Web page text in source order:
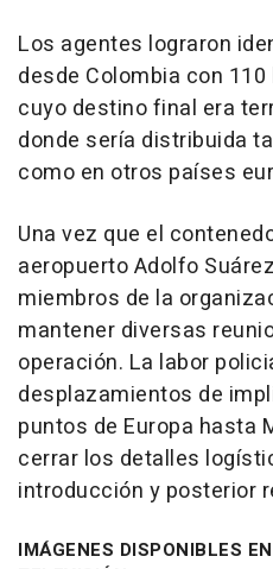
Los agentes lograron
desde Colombia con
cuyo destino final era
donde sería distribuida
como en otros países
Una vez que el
aeropuerto Adolfo
miembros de la
mantener diversas
operación. La labor
desplazamientos de
puntos de Europa hasta
cerrar los detalles
introducción y posterior
IMÁGENES DISPONIBLES